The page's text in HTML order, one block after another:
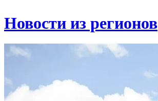
Новости из регионов